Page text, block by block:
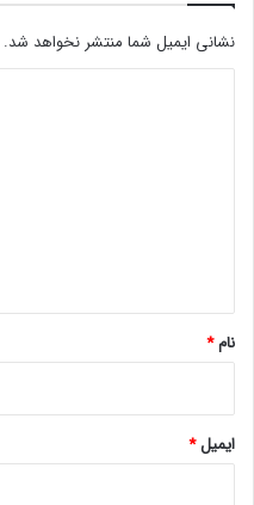
ع
ا
ر
ج
ل
ا
ت
آ
نشانی ایمیل شما منتشر نخواهد شد.
نام*
ایمیل*